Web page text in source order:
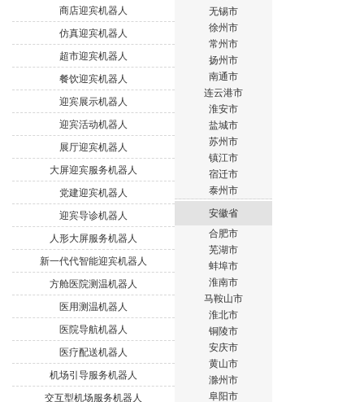
商店迎宾机器人
仿真迎宾机器人
超市迎宾机器人
餐饮迎宾机器人
迎宾展示机器人
迎宾活动机器人
展厅迎宾机器人
大屏迎宾服务机器人
党建迎宾机器人
迎宾导诊机器人
人形大屏服务机器人
新一代代智能迎宾机器人
方舱医院测温机器人
医用测温机器人
医院导航机器人
医疗配送机器人
机场引导服务机器人
交互型机场服务机器人
无锡市
徐州市
常州市
扬州市
南通市
连云港市
淮安市
盐城市
苏州市
镇江市
宿迁市
泰州市
安徽省
合肥市
芜湖市
蚌埠市
淮南市
马鞍山市
淮北市
铜陵市
安庆市
黄山市
滁州市
阜阳市